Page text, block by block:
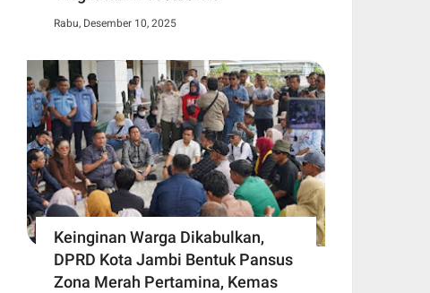
Rabu, Desember 10, 2025
Keinginan Warga Dikabulkan,
DPRD Kota Jambi Bentuk Pansus
Zona Merah Pertamina, Kemas